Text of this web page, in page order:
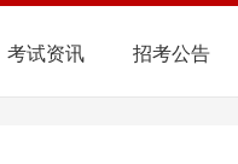
考试资讯 招考公告